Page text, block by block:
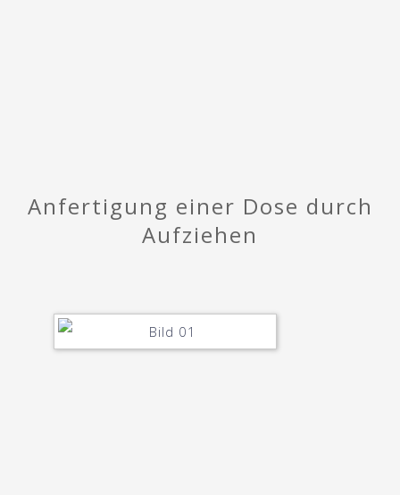
Anfertigung einer Dose durch
Aufziehen